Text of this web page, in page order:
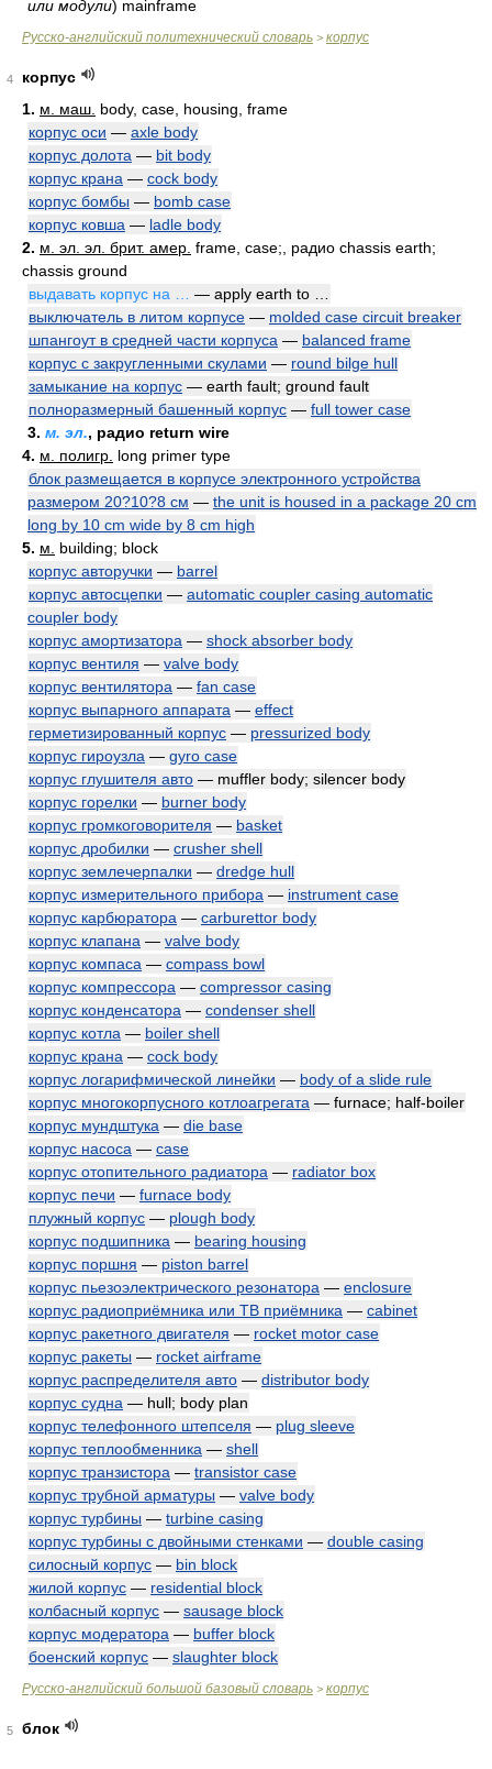
или модули) mainframe
Русско-английский политехнический словарь > корпус
4
корпус
1. м. маш. body, case, housing, frame
корпус оси — axle body
корпус долота — bit body
корпус крана — cock body
корпус бомбы — bomb case
корпус ковша — ladle body
2. м. эл. эл. брит. амер. frame, case;, радио chassis earth;
chassis ground
выдавать корпус на … — apply earth to …
выключатель в литом корпусе — molded case circuit breaker
шпангоут в средней части корпуса — balanced frame
корпус с закругленными скулами — round bilge hull
замыкание на корпус — earth fault; ground fault
полноразмерный башенный корпус — full tower case
3. м. эл., радио return wire
4. м. полигр. long primer type
блок размещается в корпусе электронного устройства
размером 20?10?8 см — the unit is housed in a package 20 cm
long by 10 cm wide by 8 cm high
5. м.
building; block
корпус авторучки — barrel
корпус автосцепки — automatic coupler casing automatic
coupler body
корпус амортизатора — shock absorber body
корпус вентиля — valve body
корпус вентилятора — fan case
корпус выпарного аппарата — effect
герметизированный корпус — pressurized body
корпус гироузла — gyro case
корпус глушителя авто — muffler body; silencer body
корпус горелки — burner body
корпус громкоговорителя — basket
корпус дробилки — crusher shell
корпус землечерпалки — dredge hull
корпус измерительного прибора — instrument case
корпус карбюратора — carburettor body
корпус клапана — valve body
корпус компаса — compass bowl
корпус компрессора — compressor casing
корпус конденсатора — condenser shell
корпус котла — boiler shell
корпус крана — cock body
корпус логарифмической линейки — body of a slide rule
корпус многокорпусного котлоагрегата — furnace; half-boiler
корпус мундштука — die base
корпус насоса — case
корпус отопительного радиатора — radiator box
корпус печи — furnace body
плужный корпус — plough body
корпус подшипника — bearing housing
корпус поршня — piston barrel
корпус пьезоэлектрического резонатора — enclosure
корпус радиоприёмника или ТВ приёмника — cabinet
корпус ракетного двигателя — rocket motor case
корпус ракеты — rocket airframe
корпус распределителя авто — distributor body
корпус судна — hull; body plan
корпус телефонного штепселя — plug sleeve
корпус теплообменника — shell
корпус транзистора — transistor case
корпус трубной арматуры — valve body
корпус турбины — turbine casing
корпус турбины с двойными стенками — double casing
силосный корпус — bin block
жилой корпус — residential block
колбасный корпус — sausage block
корпус модератора — buffer block
боенский корпус — slaughter block
Русско-английский большой базовый словарь > корпус
5 блок